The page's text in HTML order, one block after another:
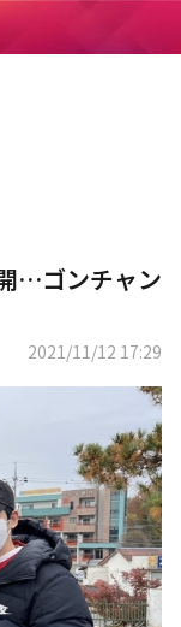
…ゴンチャン
2021/11/12 17:29